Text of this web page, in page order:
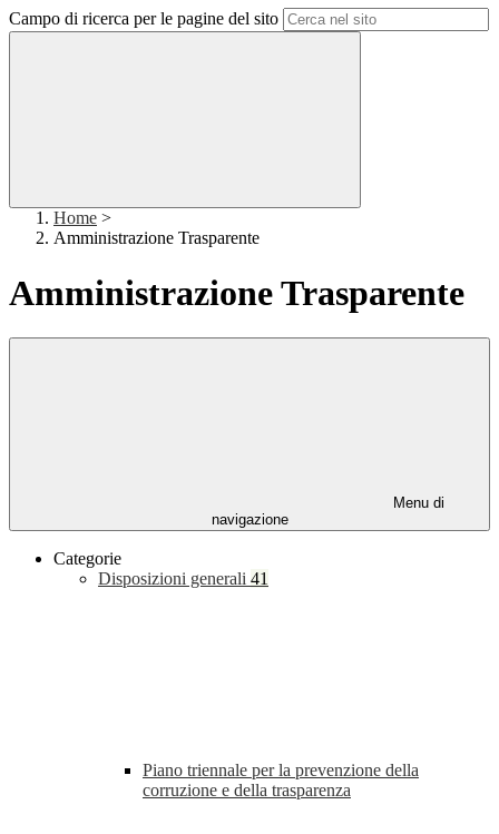
Campo di ricerca per le pagine del sito
Home >
Amministrazione Trasparente
Amministrazione Trasparente
Menu di
navigazione
Categorie
Disposizioni generali 41
Piano triennale per la prevenzione della
corruzione e della trasparenza